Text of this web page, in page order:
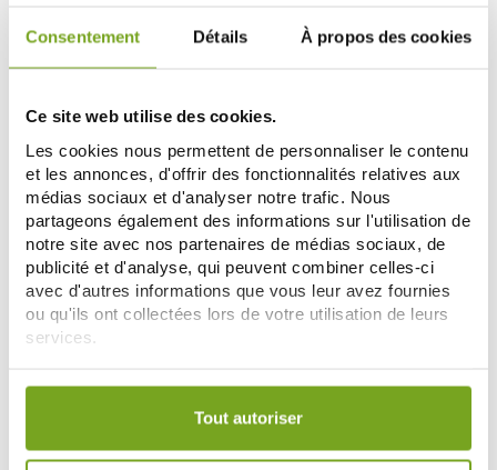
Consentement Détails À propos des cookies
Ce site web utilise des cookies.
Les cookies nous permettent de personnaliser le contenu
et les annonces, d'offrir des fonctionnalités relatives aux
médias sociaux et d'analyser notre trafic. Nous
partageons également des informations sur l'utilisation de
notre site avec nos partenaires de médias sociaux, de
publicité et d'analyse, qui peuvent combiner celles-ci
avec d'autres informations que vous leur avez fournies
ou qu'ils ont collectées lors de votre utilisation de leurs
services.
Votre choix de consentement est conservé pendant une
Tout autoriser
FILORGA
FILORGA GLOBAL REPAIR
INTENSIVE SÉRUM 30 ML
ROCHE POSAY
LA ROCHE-POSAY RETINOL B3